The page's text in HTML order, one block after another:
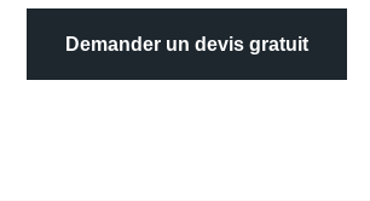
Demander un devis gratuit